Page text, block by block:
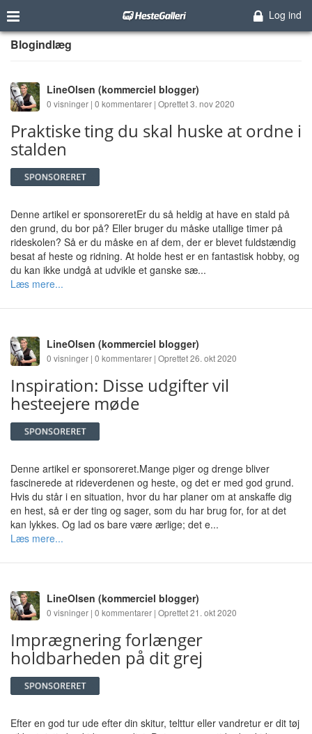
Log ind
Blogindlæg
LineOlsen (kommerciel blogger)
0 visninger | 0 kommentarer | Oprettet 3. nov 2020
Praktiske ting du skal huske at ordne i
stalden
Denne artikel er sponsoreretEr du så heldig at have en stald på
den grund, du bor på? Eller bruger du måske utallige timer på
rideskolen? Så er du måske en af dem, der er blevet fuldstændig
besat af heste og ridning. At holde hest er en fantastisk hobby, og
du kan ikke undgå at udvikle et ganske sæ...
Læs mere...
LineOlsen (kommerciel blogger)
0 visninger | 0 kommentarer | Oprettet 26. okt 2020
Inspiration: Disse udgifter vil
hesteejere møde
Denne artikel er sponsoreret.Mange piger og drenge bliver
fascinerede at rideverdenen og heste, og det er med god grund.
Hvis du står i en situation, hvor du har planer om at anskaffe dig
en hest, så er der ting og sager, som du har brug for, for at det
kan lykkes. Og lad os bare være ærlige; det e...
Læs mere...
LineOlsen (kommerciel blogger)
0 visninger | 0 kommentarer | Oprettet 21. okt 2020
Imprægnering forlænger
holdbarheden på dit grej
Efter en god tur ude efter din skitur, telttur eller vandretur er dit tøj